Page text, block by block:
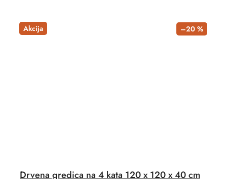
Akcija –20 %
Drvena gredica na 4 kata 120 x 120 x 40 cm